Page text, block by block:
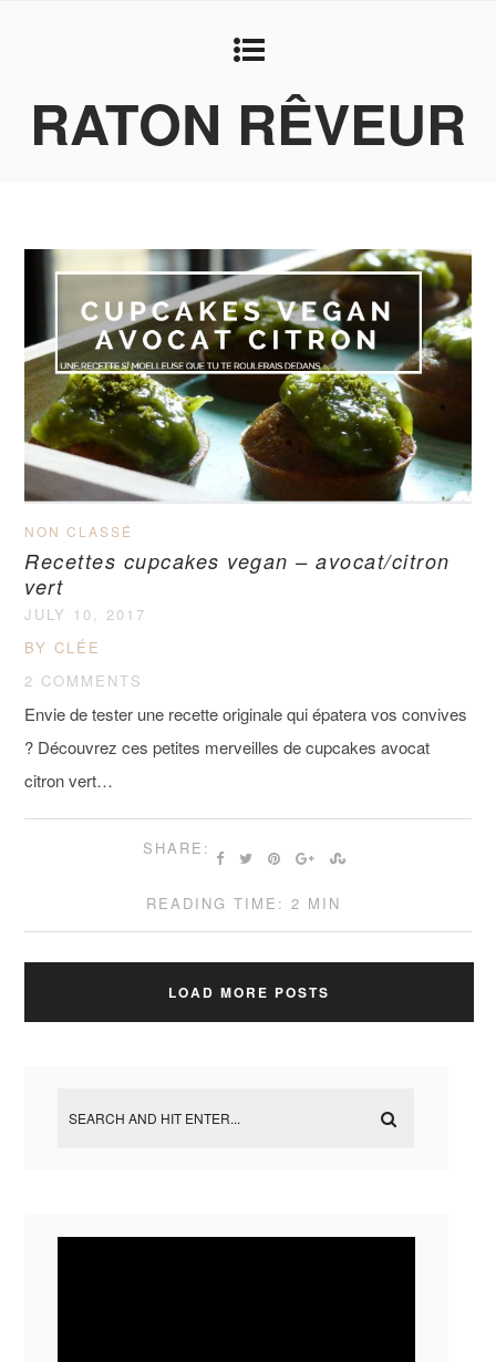
RATON RÊVEUR
NON CLASSÉ
Recettes cupcakes vegan – avocat/citron
vert
JULY 10, 2017
BY CLÉE
2 COMMENTS
Envie de tester une recette originale qui épatera vos convives
? Découvrez ces petites merveilles de cupcakes avocat
citron vert…
SHARE:
READING TIME: 2 MIN
LOAD MORE POSTS